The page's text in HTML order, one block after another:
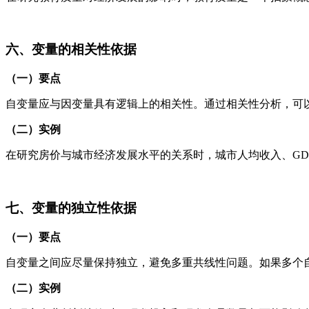
六、变量的相关性依据
（一）要点
自变量应与因变量具有逻辑上的相关性。通过相关性分析，
（二）实例
在研究房价与城市经济发展水平的关系时，城市人均收入、
七、变量的独立性依据
（一）要点
自变量之间应尽量保持独立，避免多重共线性问题。如果多
（二）实例